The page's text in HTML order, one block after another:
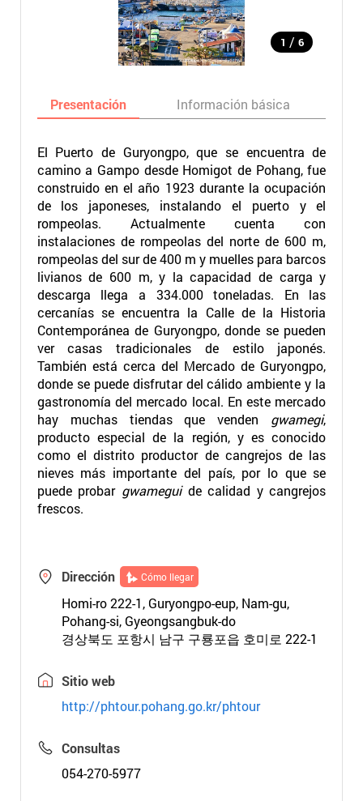
1 / 6
Presentación Información básica
El Puerto de Guryongpo, que se encuentra de
camino a Gampo desde Homigot de Pohang, fue
construido en el año 1923 durante la ocupación
de los japoneses, instalando el puerto y el
rompeolas. Actualmente cuenta con
instalaciones de rompeolas del norte de 600 m,
rompeolas del sur de 400 m y muelles para barcos
livianos de 600 m, y la capacidad de carga y
descarga llega a 334.000 toneladas. En las
cercanías se encuentra la Calle de la Historia
Contemporánea de Guryongpo, donde se pueden
ver casas tradicionales de estilo japonés.
También está cerca del Mercado de Guryongpo,
donde se puede disfrutar del cálido ambiente y la
gastronomía del mercado local. En este mercado
hay muchas tiendas que venden gwamegi,
producto especial de la región, y es conocido
como el distrito productor de cangrejos de las
nieves más importante del país, por lo que se
puede probar gwamegui de calidad y cangrejos
frescos.
Dirección Cómo llegar
Homi-ro 222-1, Guryongpo-eup, Nam-gu,
Pohang-si, Gyeongsangbuk-do
경상북도 포항시 남구 구룡포읍 호미로 222-1
Sitio web
http://phtour.pohang.go.kr/phtour
Consultas
054-270-5977